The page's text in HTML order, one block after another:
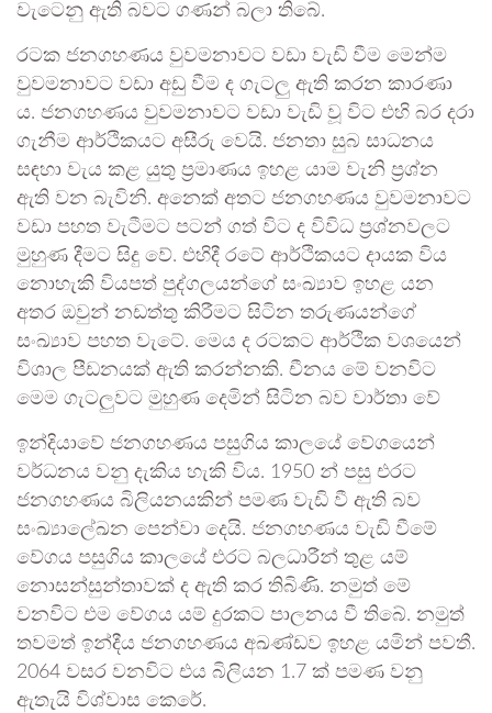
වැටෙනු ඇති බවට ගණන් බලා තිබේ.
රටක ජනගහණය වුවමනාවට වඩා වැඩි වීම මෙන්ම
වුවමනාවට වඩා අඩු වීම ද ගැටලු ඇති කරන කාරණා
ය. ජනගහණය වුවමනාවට වඩා වැඩි වූ විට එහි බර දරා
ගැනීම ආර්ථිකයට අසීරු වෙයි. ජනතා සුබ සාධනය
සඳහා වැය කළ යුතු ප්‍රමාණය ඉහළ යාම වැනි ප්‍රශ්න
ඇති වන බැවිනි. අනෙක් අතට ජනගහණය වුවමනාවට
වඩා පහත වැටීමට පටන් ගත් විට ද විවිධ ප්‍රශ්නවලට
මුහුණ දීමට සිදු වේ. එහිදී රටේ ආර්ථිකයට දායක විය
නොහැකි වියපත් පුද්ගලයන්ගේ සංඛ්‍යාව ඉහළ යන
අතර ඔවුන් නඩත්තු කිරීමට සිටින තරුණයන්ගේ
සංඛ්‍යාව පහත වැටේ. මෙය ද රටකට ආර්ථික වශයෙන්
විශාල පීඩනයක් ඇති කරන්නකි. චීනය මේ වනවිට
මෙම ගැටලුවට මුහුණ දෙමින් සිටින බව වාර්තා වේ
ඉන්දියාවේ ජනගහණය පසුගිය කාලයේ වේගයෙන්
වර්ධනය වනු දැකිය හැකි විය. 1950 න් පසු එරට
ජනගහණය බිලියනයකින් පමණ වැඩි වී ඇති බව
සංඛ්‍යාලේඛන පෙන්වා දෙයි. ජනගහණය වැඩි වීමේ
වේගය පසුගිය කාලයේ එරට බලධාරීන් තුළ යම්
නොසන්සුන්තාවක් ද ඇති කර තිබිණි. නමුත් මේ
වනවිට එම වේගය යම් දුරකට පාලනය වී තිබේ. නමුත්
තවමත් ඉන්දීය ජනගහණය අඛණ්ඩව ඉහළ යමින් පවතී.
2064 වසර වනවිට එය බිලියන 1.7 ක් පමණ වනු
ඇතැයි විශ්වාස කෙරේ.